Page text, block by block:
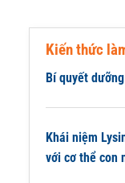
Kiến thức
Bí quyết
Khái niệm
với cơ thể con